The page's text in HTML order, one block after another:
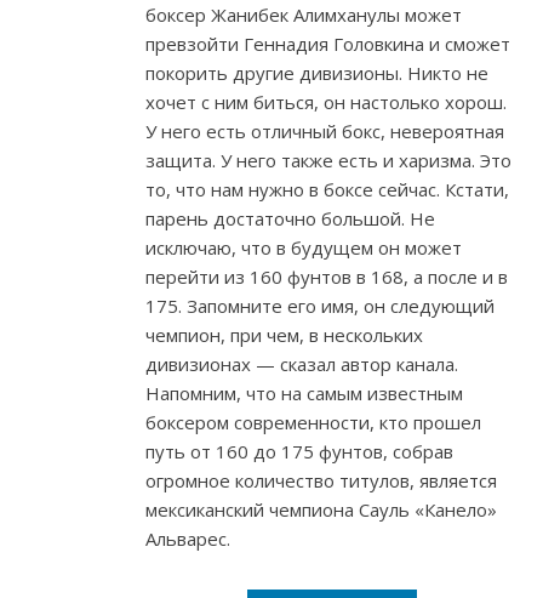
боксер Жанибек Алимханулы может
превзойти Геннадия Головкина и сможет
покорить другие дивизионы. Никто не
хочет с ним биться, он настолько хорош.
У него есть отличный бокс, невероятная
защита. У него также есть и харизма. Это
то, что нам нужно в боксе сейчас. Кстати,
парень достаточно большой. Не
исключаю, что в будущем он может
перейти из 160 фунтов в 168, а после и в
175. Запомните его имя, он следующий
чемпион, при чем, в нескольких
дивизионах — сказал автор канала.
Напомним, что на самым известным
боксером современности, кто прошел
путь от 160 до 175 фунтов, собрав
огромное количество титулов, является
мексиканский чемпиона Сауль «Канело»
Альварес.